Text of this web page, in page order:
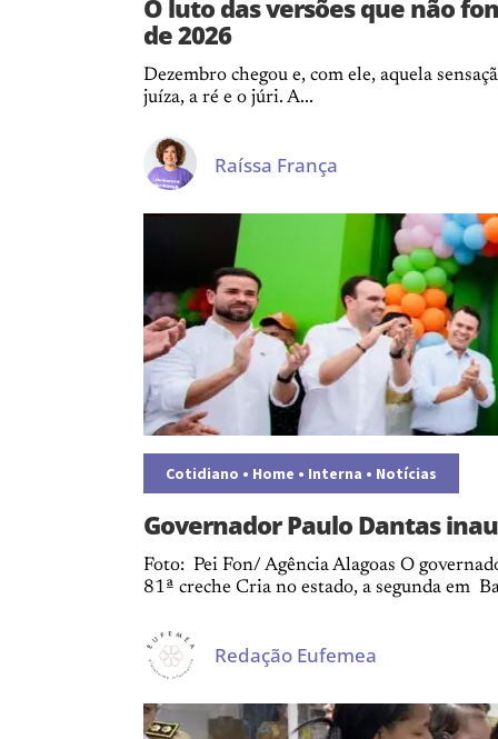
O luto das versões que não
de 2026
Dezembro chegou e, com ele, aquela
juíza, a ré e o júri. A...
Raíssa França
Cotidiano • Home • Interna • Notícias
Governador Paulo Dantas
Foto: Pei Fon/ Agência Alagoas O
81ª creche Cria no estado, a segunda em
Redação Eufemea